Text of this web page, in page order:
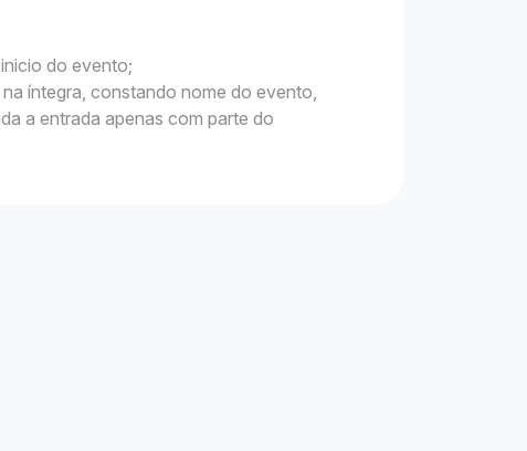
do evento;
íntegra, constando nome do evento,
a entrada apenas com parte do